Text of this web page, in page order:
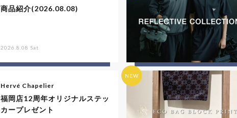
商品紹介(2026.08.08)
2026.8.08 Sat
Hervé Chapelier
福岡店12周年オリジナルステッ
カープレゼント
NEW